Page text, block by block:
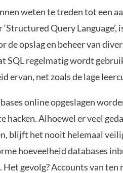
weten te treden tot een
Query
opslag en beheer van
SQL regelmatig wordt
ervan, net zoals de lage
online opgeslagen
hacken. Alhoewel er veel
blijft het nooit helemaal
hoeveelheid databases
gevolg? Accounts van